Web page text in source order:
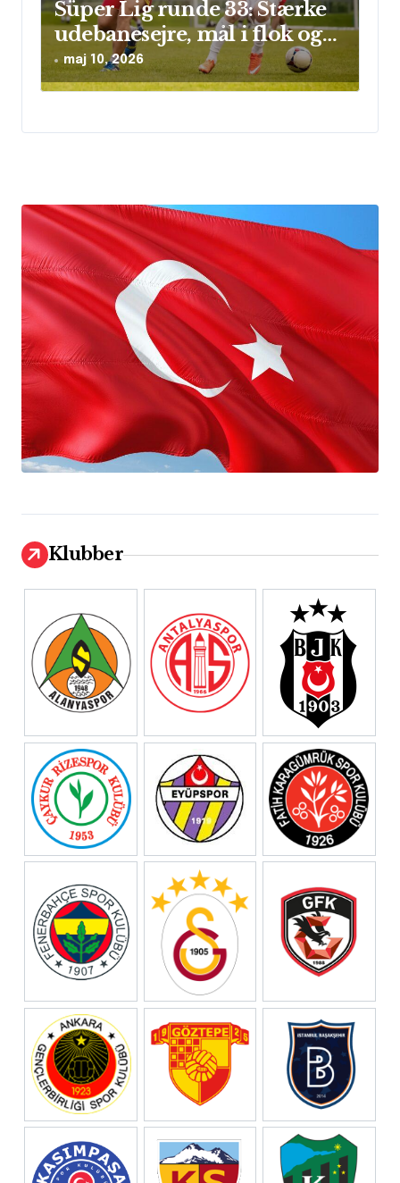
Süper Lig runde 33: Stærke
udebanesejre, mål i flok og
sikre clean sheets
maj 10, 2026
Klubber